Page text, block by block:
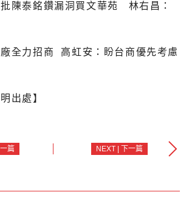
批陳泰銘鑽漏洞買文華苑 林右昌：
全力招商 高虹安：盼台商優先考慮
出處】
篇 NEXT | 下一篇